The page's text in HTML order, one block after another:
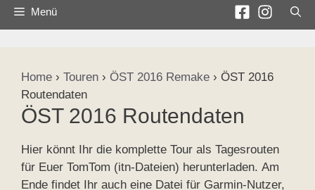
Menü
Home › Touren › ÖST 2016 Remake › ÖST 2016
Routendaten
ÖST 2016 Routendaten
Hier könnt Ihr die komplette Tour als Tagesrouten
für Euer TomTom (itn-Dateien) herunterladen. Am
Ende findet Ihr auch eine Datei für Garmin-Nutzer,